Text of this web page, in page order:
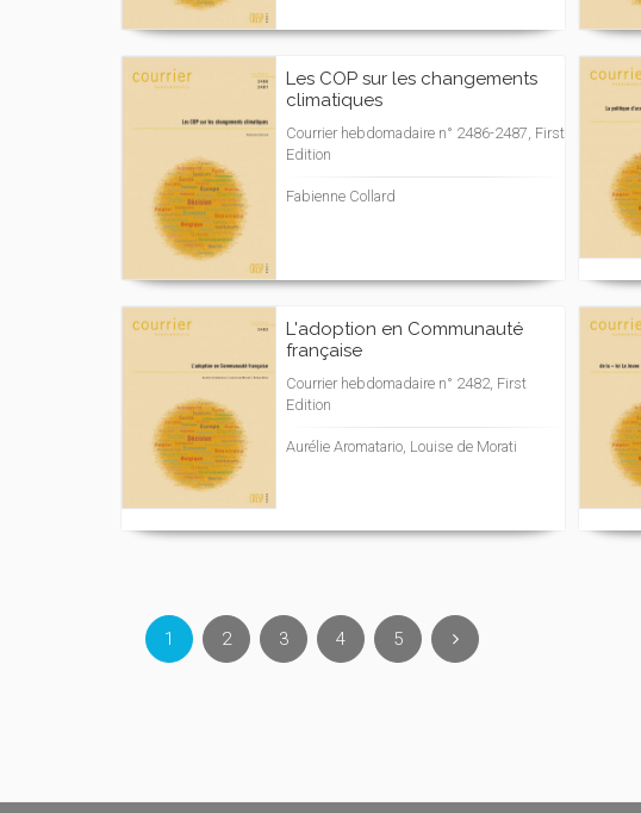
Les COP sur les changements
climatiques
Courrier hebdomadaire n° 2486-2487, First
Edition
Fabienne Collard
L'adoption en Communauté
française
Courrier hebdomadaire n° 2482, First
Edition
Aurélie Aromatario, Louise de Morati
1 2 3 4 5